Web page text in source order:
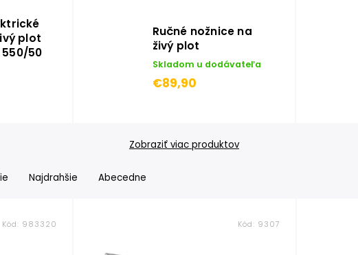
plot
50
Ručné nožnice na
živý plot
Skladom u dodávateľa
€89,90
Zobraziť viac produktov
Najdrahšie Abecedne
Kód: 983320 Kód: 9307